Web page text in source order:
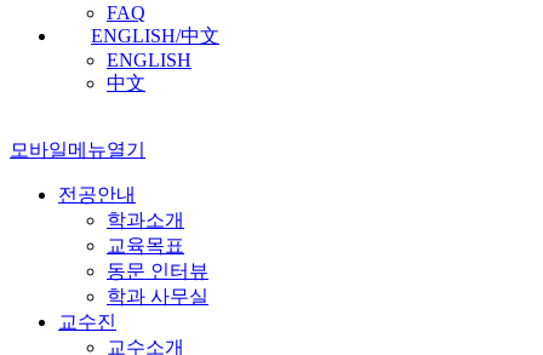
FAQ
ENGLISH/中文
ENGLISH
中文
모바일메뉴열기
전공안내
학과소개
교육목표
동문 인터뷰
학과 사무실
교수진
교수소개